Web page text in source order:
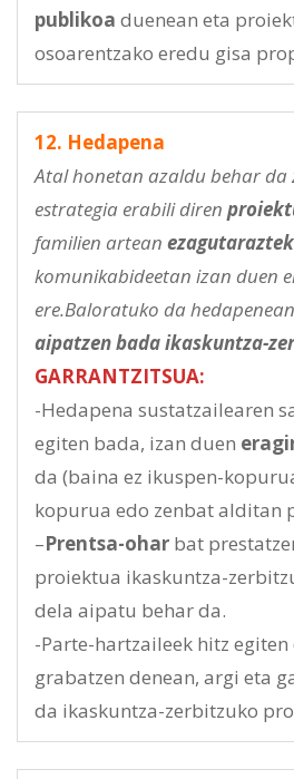
publikoa duenean eta
osoarentzako eredu gisa
12. Hedapena
Atal honetan azaldu behar da
estrategia erabili diren
familien artean
komunikabideetan izan duen
ere.Baloratuko da hedapenean
aipatzen bada ikaskuntza-
GARRANTZITSUA:
-Hedapena sustatzailearen
egiten bada, izan duen
da (baina ez ikuspen-
kopurua edo zenbat alditan
–Prentsa-ohar bat
proiektua ikaskuntza-
dela aipatu behar da.
-Parte-hartzaileek hitz
grabatzen denean, argi eta
da ikaskuntza-zerbitzuko